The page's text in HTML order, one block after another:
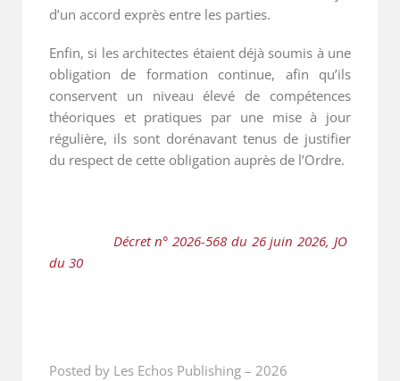
d’un accord exprès entre les parties.
Enfin, si les architectes étaient déjà soumis à une
obligation de formation continue, afin qu’ils
conservent un niveau élevé de compétences
théoriques et pratiques par une mise à jour
régulière, ils sont dorénavant tenus de justifier
du respect de cette obligation auprès de l’Ordre.
du 30
Posted by Les Echos Publishing – 2026